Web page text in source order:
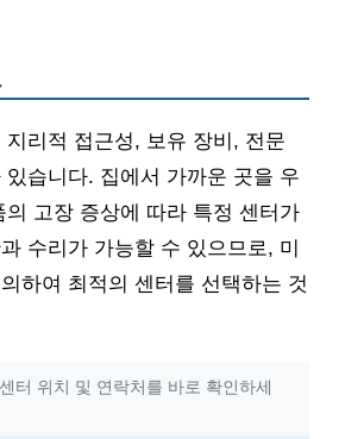
지리적 접근성, 보유 장비, 전문
있습니다. 집에서 가까운 곳을 우
의 고장 증상에 따라 특정 센터가
수리가 가능할 수 있으므로, 미
하여 최적의 센터를 선택하는 것
터 위치 및 연락처를 바로 확인하세